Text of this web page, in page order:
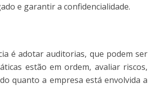
e garantir a confidencialidade.
é adotar auditorias, que podem ser
estão em ordem, avaliar riscos,
quanto a empresa está envolvida a